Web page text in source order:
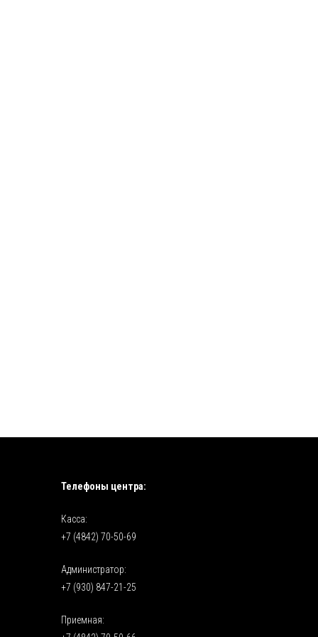
Телефоны центра:
Касса:
+7 (4842) 70-50-69
Администратор:
+7 (930) 847-21-25
Приемная: